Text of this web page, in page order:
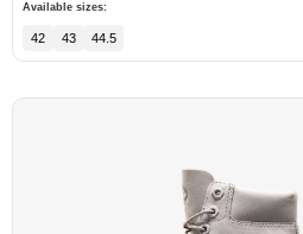
Available sizes:
42 43 44.5